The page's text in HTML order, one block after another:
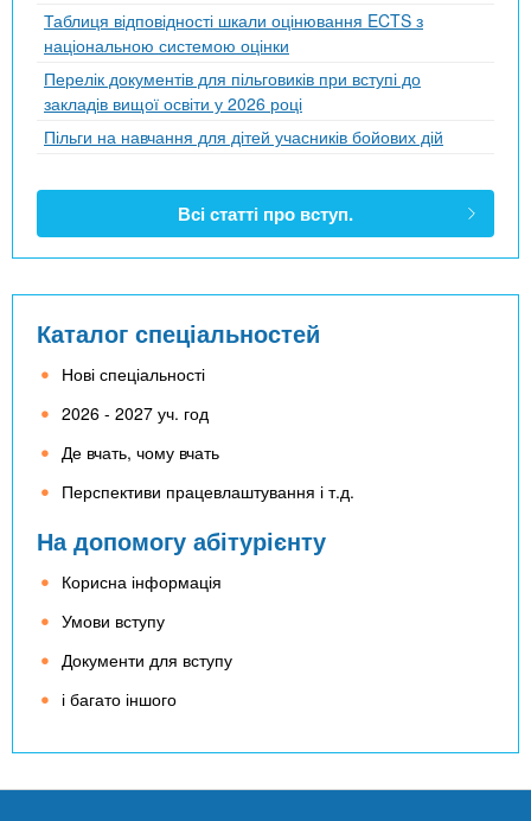
Таблиця відповідності шкали оцінювання ECTS з
національною системою оцінки
Перелік документів для пільговиків при вступі до
закладів вищої освіти у 2026 році
Пільги на навчання для дітей учасників бойових дій
Всі статті про вступ.
Каталог спеціальностей
Нові спеціальності
2026 - 2027 уч. год
Де вчать, чому вчать
Перспективи працевлаштування і т.д.
На допомогу абітурієнту
Корисна інформація
Умови вступу
Документи для вступу
і багато іншого